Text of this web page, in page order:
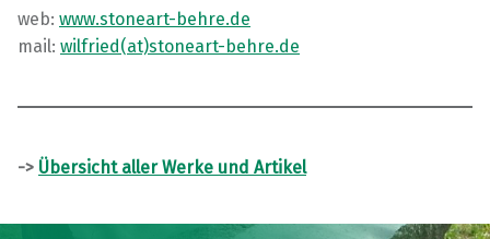
web: www.stoneart-behre.de
mail: wilfried(at)stoneart-behre.de
-> Übersicht aller Werke und Artikel
Post navigation